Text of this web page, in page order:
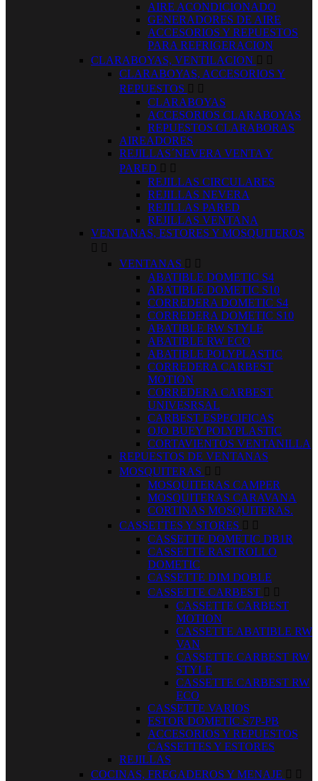
AIRE ACONDICIONADO
GENERADORES DE AIRE
ACCESORIOS Y REPUESTOS
PARA REFRIGERACION
CLARABOYAS, VENTILACION  
CLARABOYAS, ACCESORIOS Y
REPUESTOS  
CLARABOYAS
ACCESORIOS CLARABOYAS
REPUESTOS CLARABORAS
AIREADORES
REJILLAS´NEVERA VENTA Y
PARED  
REJILLAS CIRCULARES
REJILLAS NEVERA
REJILLAS PARED
REJILLAS VENTANA
VENTANAS, ESTORES Y MOSQUITEROS
 
VENTANAS  
ABATIBLE DOMETIC S4
ABATIBLE DOMETIC S10
CORREDERA DOMETIC S4
CORREDERA DOMETIC S10
ABATIBLE RW STYLE
ABATIBLE RW ECO
ABATIBLE POLYPLASTIC
CORREDERA CARBEST
MOTION
CORREDERA CARBEST
UNIVESRSAL
CARBEST ESPECIFICAS
OJO BUEY POLYPLASTIC
CORTAVIENTOS VENTANILLA
REPUESTOS DE VENTANAS
MOSQUITERAS  
MOSQUITERAS CAMPER
MOSQUITERAS CARAVANA
CORTINAS MOSQUITERAS.
CASSETTES Y STORES  
CASSETTE DOMETIC DB1R
CASSETTE RASTROLLO
DOMETIC
CASSETTE DIM DOBLE
CASSETTE CARBEST  
CASSETTE CARBEST
MOTION
CASSETTE ABATIBLE RW
VAN
CASSETTE CARBEST RW
STYLE
CASSETTE CARBEST RW
ECO
CASSETTE VARIOS
ESTOR DOMETIC S7P-PB
ACCESORIOS Y REPUESTOS
CASSETTES Y ESTORES
REJILLAS
COCINAS, FREGADEROS Y MENAJE  